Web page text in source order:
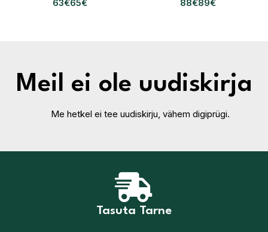
€ € € €
Meil ei ole uudiskirja
Me hetkel ei tee uudiskirju, vähem digiprügi.
Tasuta Tarne